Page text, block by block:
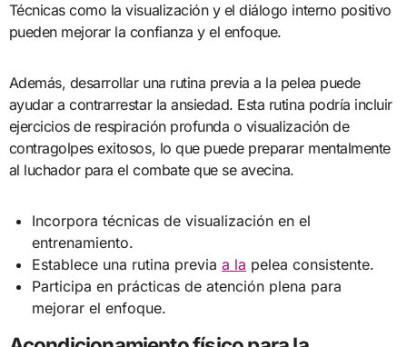
Técnicas como la visualización y el diálogo interno positivo
pueden mejorar la confianza y el enfoque.
Además, desarrollar una rutina previa a la pelea puede
ayudar a contrarrestar la ansiedad. Esta rutina podría incluir
ejercicios de respiración profunda o visualización de
contragolpes exitosos, lo que puede preparar mentalmente
al luchador para el combate que se avecina.
Incorpora técnicas de visualización en el
entrenamiento.
Establece una rutina previaa la pelea consistente.
Participa en prácticas de atención plena para
mejorar el enfoque.